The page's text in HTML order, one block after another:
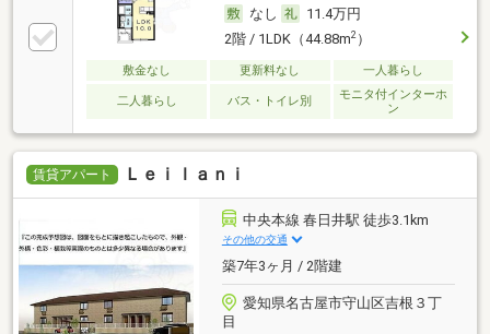
なし
11.4万円
2階 / 1LDK（44.88m2）
敷金なし 更新料なし 一人暮らし
二人暮らし バス・トイレ別
モニタ付インターホ
ン
賃貸アパート Ｌｅｉｌａｎｉ
中央本線 春日井駅 徒歩3.1km
その他の交通
築7年3ヶ月 / 2階建
愛知県名古屋市守山区吉根３丁
目